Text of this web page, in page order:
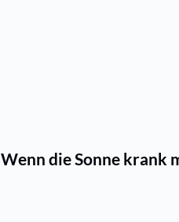
Wenn die Sonne krank